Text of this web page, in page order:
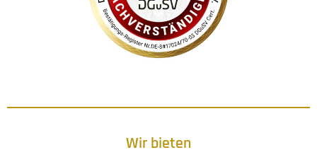
Wir bieten